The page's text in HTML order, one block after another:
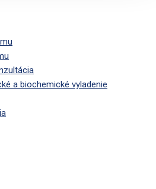
a biochemické vyladenie